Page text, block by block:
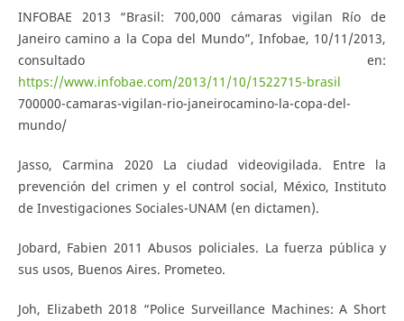
INFOBAE 2013 “Brasil: 700,000 cámaras vigilan Río de
Janeiro camino a la Copa del Mundo”, Infobae, 10/11/2013,
consultado en:
https://www.infobae.com/2013/11/10/1522715-brasil
700000-camaras-vigilan-rio-janeirocamino-la-copa-del-
mundo/
Jasso, Carmina 2020 La ciudad videovigilada. Entre la
prevención del crimen y el control social, México, Instituto
de Investigaciones Sociales-UNAM (en dictamen).
Jobard, Fabien 2011 Abusos policiales. La fuerza pública y
sus usos, Buenos Aires. Prometeo.
Joh, Elizabeth 2018 “Police Surveillance Machines: A Short